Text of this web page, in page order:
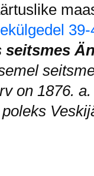
39-
seitsmes
on 1876.